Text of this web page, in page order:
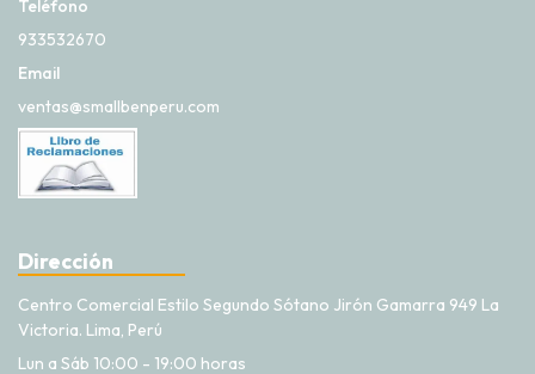
Teléfono
933532670
Email
ventas@smallbenperu.com
Dirección
Centro Comercial Estilo Segundo Sótano Jirón Gamarra 949 La
Victoria. Lima, Perú
Lun a Sáb 10:00 - 19:00 horas